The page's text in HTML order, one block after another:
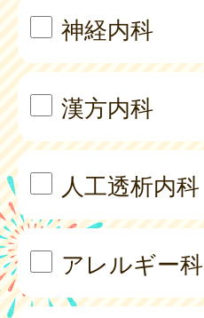
神経内科
漢方内科
人工透析内科
アレルギー科